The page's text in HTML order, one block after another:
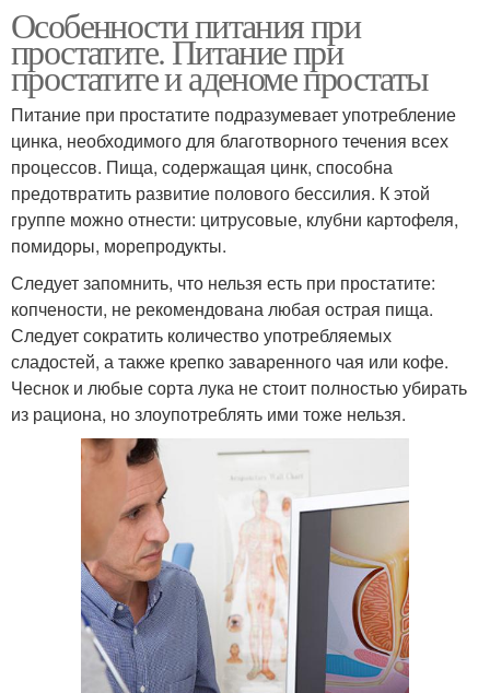
Особенности питания при
простатите. Питание при
простатите и аденоме простаты
Питание при простатите подразумевает употребление
цинка, необходимого для благотворного течения всех
процессов. Пища, содержащая цинк, способна
предотвратить развитие полового бессилия. К этой
группе можно отнести: цитрусовые, клубни картофеля,
помидоры, морепродукты.
Следует запомнить, что нельзя есть при простатите:
копчености, не рекомендована любая острая пища.
Следует сократить количество употребляемых
сладостей, а также крепко заваренного чая или кофе.
Чеснок и любые сорта лука не стоит полностью убирать
из рациона, но злоупотреблять ими тоже нельзя.